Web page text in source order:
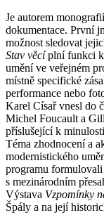
Je autorem
dokumentace. První
možnost sledovat
Stav věcíplní funkci
umění ve veřejném
místně specifické
performance nebo
Karel Císař vnesl do
Michel Foucault a
příslušející k
Téma zhodnocení a
modernistického
programu
s mezinárodním
Výstava Vzpomínky
Špály a na její